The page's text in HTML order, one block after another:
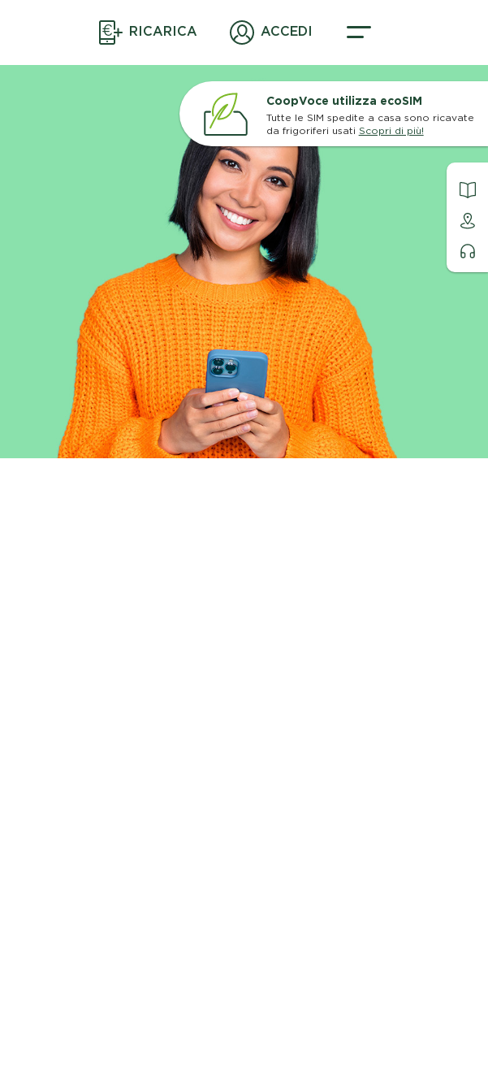
RICARICA
ACCEDI
CoopVoce utilizza ecoSIM
Tutte le SIM spedite a casa sono ricavate
da frigoriferi usati Scopri di più!